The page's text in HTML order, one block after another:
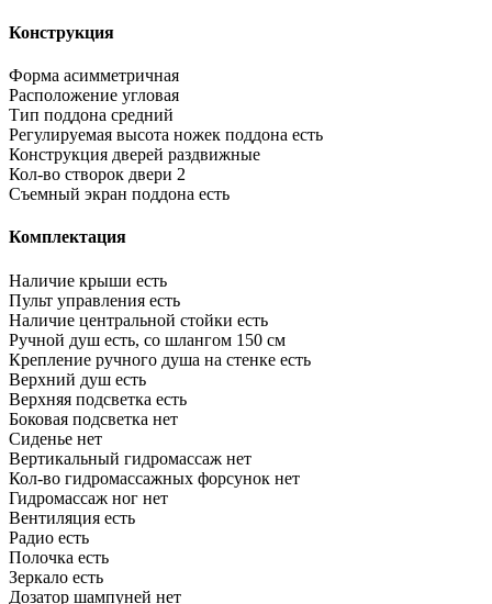
Конструкция
Форма асимметричная
Расположение угловая
Тип поддона средний
Регулируемая высота ножек поддона есть
Конструкция дверей раздвижные
Кол-во створок двери 2
Съемный экран поддона есть
Комплектация
Наличие крыши есть
Пульт управления есть
Наличие центральной стойки есть
Ручной душ есть, со шлангом 150 см
Крепление ручного душа на стенке есть
Верхний душ есть
Верхняя подсветка есть
Боковая подсветка нет
Сиденье нет
Вертикальный гидромассаж нет
Кол-во гидромассажных форсунок нет
Гидромассаж ног нет
Вентиляция есть
Радио есть
Полочка есть
Зеркало есть
Дозатор шампуней нет